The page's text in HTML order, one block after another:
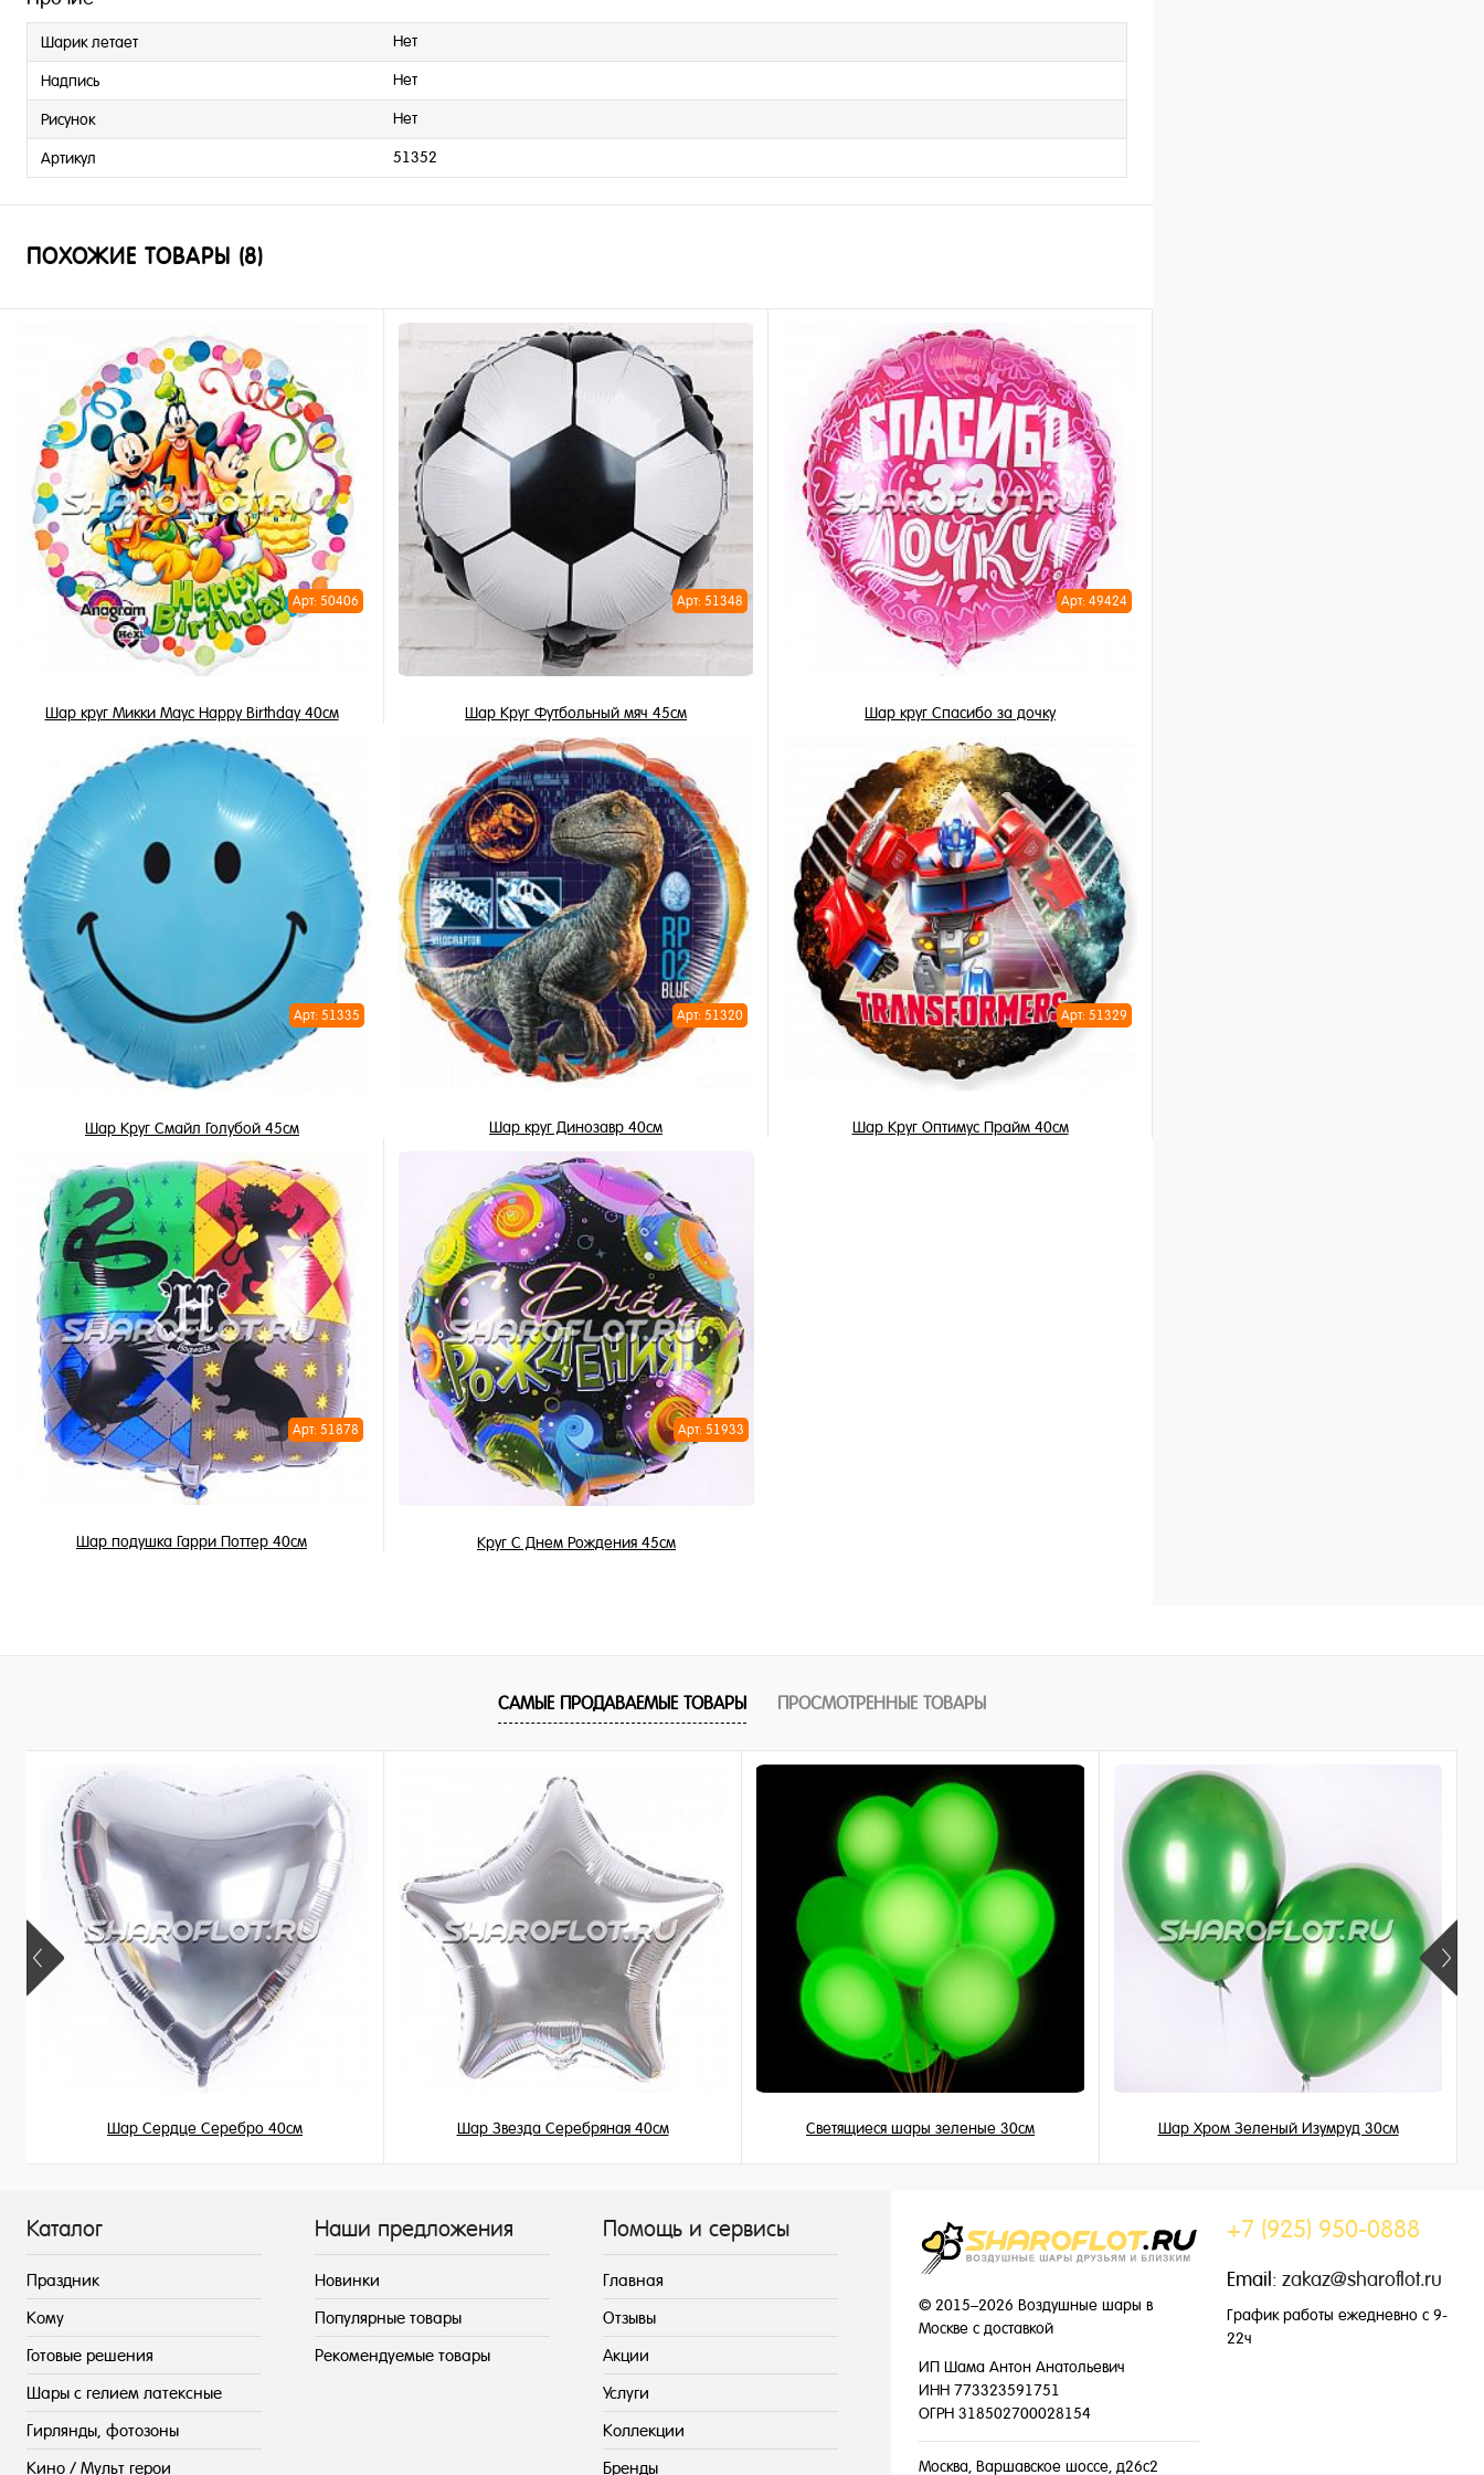
Шарик летает Нет
Надпись Нет
Рисунок Нет
Артикул 51352
ПОХОЖИЕ ТОВАРЫ (8)
Арт: 50406
Шар круг Микки Маус Happy Birthday 40см
В корзину
Купить в 1 клик
В избранное
В наличии
Арт: 51348
Шар Круг Футбольный мяч 45см
345 ₽/ шт
В корзину
Купить в 1 клик
В избранное
В наличии
Арт: 49424
Шар круг Спасибо за дочку
350 ₽/ шт
В корзину
Купить в 1 клик
В избранное
В наличии
Арт: 51335
Шар Круг Смайл Голубой 45см
345 ₽/ шт
В корзину
Купить в 1 клик
В избранное
В наличии
Арт: 51320
Шар круг Динозавр 40см
345 ₽/ шт
В корзину
Купить в 1 клик
В избранное
В наличии
Арт: 51329
Шар Круг Оптимус Прайм 40см
Арт: 51878
Шар подушка Гарри Поттер 40см
В избранное
В наличии
Арт: 51933
Круг С Днем Рождения 45см
В избранное
САМЫЕ ПРОДАВАЕМЫЕ ТОВАРЫ ПРОСМОТРЕННЫЕ ТОВАРЫ
Шар Сердце Серебро 40см Шар Звезда Серебряная 40см Светящиеся шары зеленые 30см Шар Хром Зеленый Изумруд 30см
Каталог
Праздник
Кому
Готовые решения
Шары с гелием латексные
Гирлянды, фотозоны
Кино / Мульт герои
Наши предложения
Новинки
Популярные товары
Рекомендуемые товары
Помощь и сервисы
Главная
Отзывы
Акции
Услуги
Коллекции
Бренды
© 2015–2026 Воздушные шары в
Москве с доставкой
ИП Шама Антон Анатольевич
ИНН 773323591751
ОГРН 318502700028154
Москва, Варшавское шоссе, д26с2
+7 (925) 950-0888
Email: zakaz@sharoflot.ru
График работы ежедневно с 9-
22ч